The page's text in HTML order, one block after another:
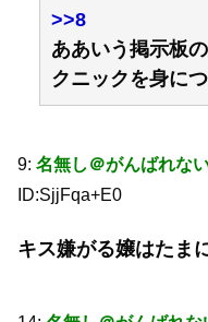
>>8
ああいう掲示板
クニックを身に
9: 名無し＠がんばれな
ID:SjjFqa+E0
キス嫌がる嬢はたま